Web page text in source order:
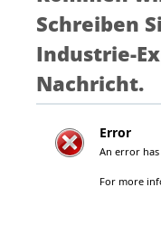
Schreiben
Industrie-
Nachricht.